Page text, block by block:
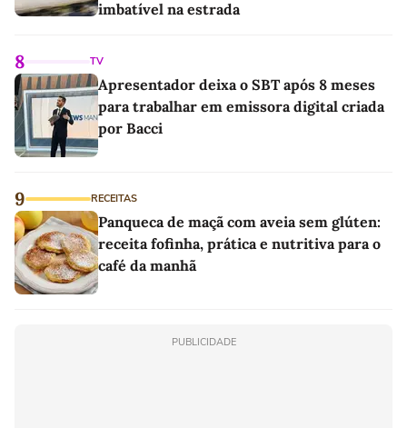
imbatível na estrada
8 TV
Apresentador deixa o SBT após 8 meses
para trabalhar em emissora digital criada
por Bacci
9 RECEITAS
Panqueca de maçã com aveia sem glúten:
receita fofinha, prática e nutritiva para o
café da manhã
PUBLICIDADE